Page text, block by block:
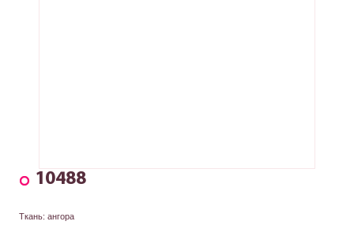
10488
Ткань: ангора